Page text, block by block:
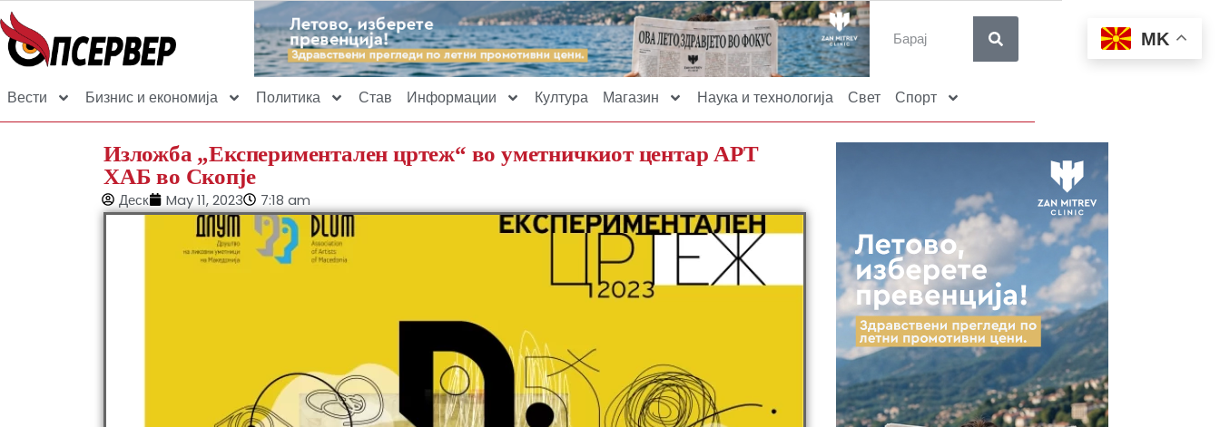
Вести Бизнис и економија Политика Став Информации Култура Магазин Наука и технологија Свет Спорт
Изложба „Експериментален цртеж“ во уметничкиот центар АРТ
ХАБ во Скопје
Деск May 11, 2023 7:18 am
MK